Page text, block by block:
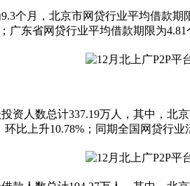
月，北京市网贷行业平均借款期
东省网贷行业平均借款期限为
人数总计337.19万人，其中，北
比上升10.78%；同期全国网贷行业